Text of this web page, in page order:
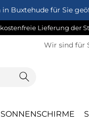
in Buxtehude für Sie
Lieferung der
Wir sind für
SONNENSCHIRME